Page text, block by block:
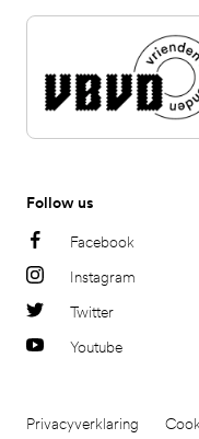
Follow us
Facebook
Instagram
Twitter
Youtube
Privacyverklaring